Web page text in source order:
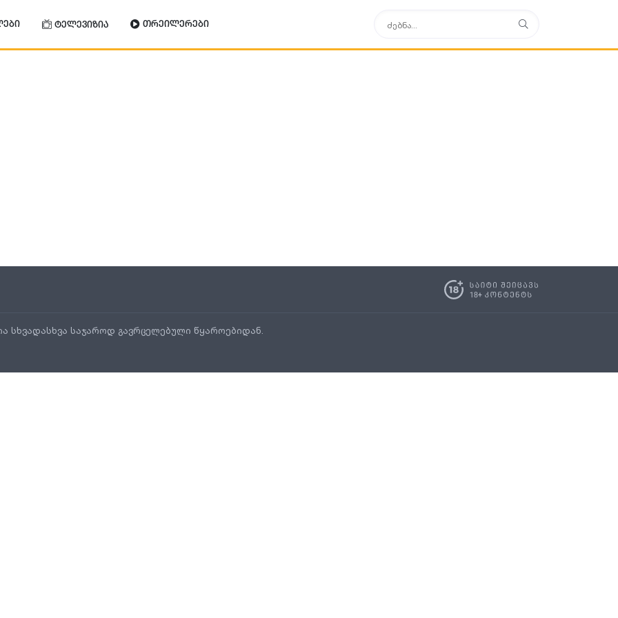
ტელევიზია თრეილერები
სხვადასხვა საჯაროდ გავრცელებული წყაროებიდან.